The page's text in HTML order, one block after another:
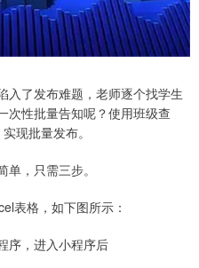
入了发布难题，老师逐个找学生
次性批量告知呢？使用班级查
现批量发布。
，只需三步。
表格，如下图所示：
序，进入小程序后